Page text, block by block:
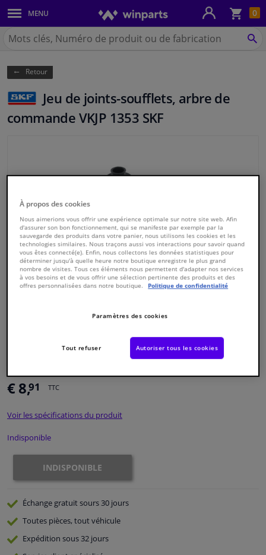
0
MENU
Carrosserie & tôles
Feux & ampoules
Freinage
Système d'échappement
Refroidissement & chauffage
Pièces moteur & accessoires
Filtres & liquides
Bagages & transport
Fenêtres & accessoires
Atelier & outils
Camping-car, moto & vélo
Capteurs & électronique
Chercher
Winparts.be
Retour
Jeu de joints-soufflets, arbre de
commande VKJP 1353 SKF
Numéro de produit d'origine:
€ 8,91 TTC
Voir les spécifications du produit
Indisponible
INDISPONIBLE
Échange gratuitsours 30 jours
Toutes pièces, tout véhicule
Expédition sous 32 jours
À propos des cookies
Nous aimerions vous offrir une expérience optimale sur notre site web. Afin
d'assurer son bon fonctionnement, qui se manifeste par exemple par la
sauvegarde des produits dans votre panier, nous utilisons les cookies et les
technologies similaires. Nous traçons aussi vos interactions pour savoir quand
vous êtes connecté(e). Enfin, nous collectons les données statistiques pour
déterminer jusqu'à quelle heure notre boutique enregistre le plus grand
nombre de visites. Tous ces éléments nous permettent d'adapter nos services
à vos besoins et de vous offrir une sélection pertinente des produits et des
offres personnalisées dans notre boutique.
Politique de confidentialité
Paramètres des cookies
Tout refuser Autoriser tous les cookies